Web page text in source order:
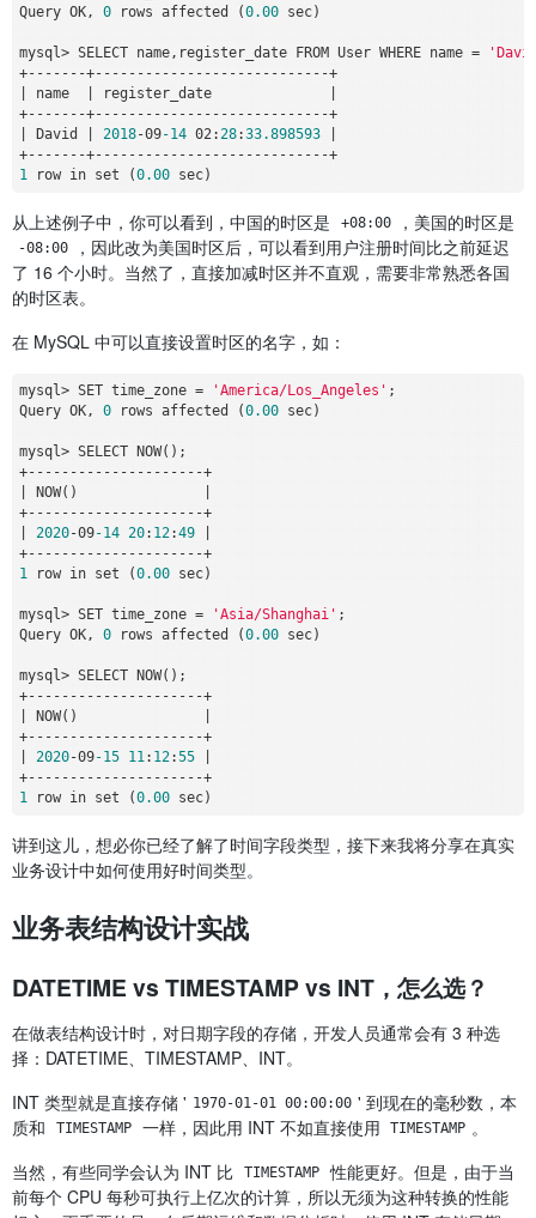
Query OK, 0 rows affected (0.00 sec)
mysql > SELECT name,register_date FROM User WHERE name =
+- - - - - - -+- - - - - - - - - - - - - - - - - - - - - - - - - - - -+
name register_date
+- - - - - - -+- - - - - - - - - - - - - - - - - - - - - - - - - - - -+
David 2018-09-14 02: 28:33.898593
+- - - - - - -+- - - - - - - - - - - - - - - - - - - - - - - - - - - -+
1
row in set (0.00
从上述例子中，你可以看到，中国的时区是 +08:00 ，美国的时区是
-08:00
，因此改为美国时区后，可以看到用户注册时间比之前延迟
了 16 个小时。当然了，直接加减时区并不直观，需要非常熟悉各国
的时区表。
在 MySQL 中可以直接设置时区的名字，如：
mysql > SET time_zone = 'America/Los_Angeles' ;
Query OK, 0 rows affected (0.00 sec)
mysql >
+- - - - - - - - - - - - - - - - - - - - -+
NOW()
+- - - - - - - - - - - - - - - - - - - - -+
2020-09-14 20: 12:49
+- - - - - - - - - - - - - - - - - - - - -+
1
row in set (0.00 sec)
mysql > SET time_zone = 'Asia/Shanghai' ;
Query OK, 0 rows affected (0.00 sec)
mysql >
+- - - - - - - - - - - - - - - - - - - - -+
NOW()
+- - - - - - - - - - - - - - - - - - - - -+
2020-09-15 11 : 12:55
+- - - - - - - - - - - - - - - - - - - - -+
1
row in set (0.00
讲到这儿，想必你已经了解了时间字段类型，接下来我将分享在真实
业务设计中如何使用好时间类型。
业务表结构设计实战
DATETIME vs TIMESTAMP vs INT，怎么选？
在做表结构设计时，对日期字段的存储，开发人员通常会有 3 种选
择：DATETIME、TIMESTAMP、INT。
INT 类型就是直接存储 ' 1970-01-01 00:00:00 ' 到现在的毫秒数，本
质和
TIMESTAMP 一样，因此用 INT 不如直接使用 TIMESTAMP 。
当然，有些同学会认为 INT 比
TIMESTAMP 性能更好。但是，由于当
前每个 CPU 每秒可执行上亿次的计算，所以无须为这种转换的性能